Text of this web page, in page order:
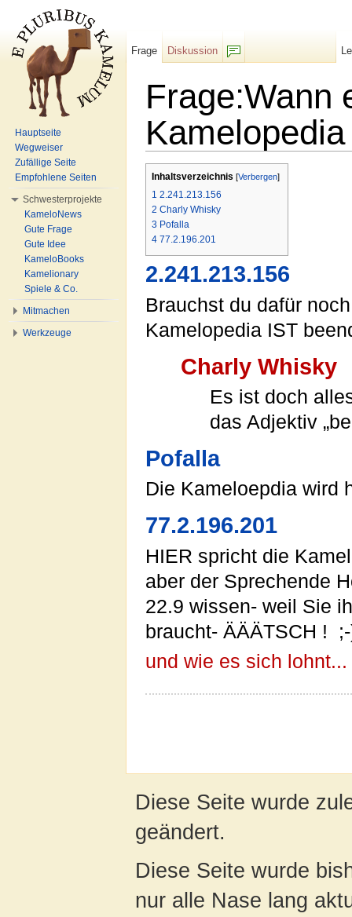
Frage:Wann
Inhaltsverzeichnis [Verbergen]
1 2.241.213.156
2 Charly Whisky
3 Pofalla
4 77.2.196.201
2.241.213.156
Brauchst du dafür
Kamelopedia IST
Charly Whisky
Es ist doch
das Adjektiv
Pofalla
Die Kameloepdia wird
77.2.196.201
HIER spricht die
aber der Sprechende
22.9 wissen- weil Sie
braucht- ÄÄÄTSCH !
und wie es sich lohnt...
Frage
Diskussion
Hauptseite
Wegweiser
Zufällige Seite
Empfohlene Seiten
Schwesterprojekte
KameloNews
Gute Frage
Gute Idee
KameloBooks
Kamelionary
Spiele & Co.
Mitmachen
Werkzeuge
Diese Seite wurde
geändert.
Diese Seite wurde
nur alle Nase lang